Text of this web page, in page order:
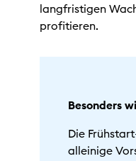
langfristigen
profitieren.
Besonders
Die
alleinige